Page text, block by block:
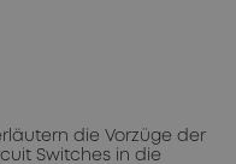
die Vorzüge der
Switches in die